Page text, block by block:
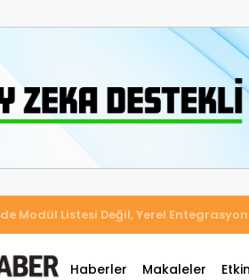
Workcube ERP ile Üretim, Satış
Haberler Makaleler